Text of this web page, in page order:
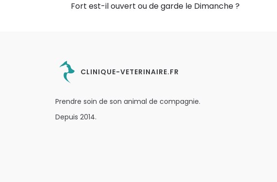
Fort est-il ouvert ou de garde le Dimanche ?
CLINIQUE-VETERINAIRE.FR
Prendre soin de son animal de compagnie.
Depuis 2014.